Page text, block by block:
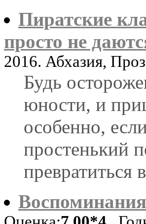
Пиратские
просто не
2016. Абхазия,
Будь
юности, и
особенно,
простенький
превратиться